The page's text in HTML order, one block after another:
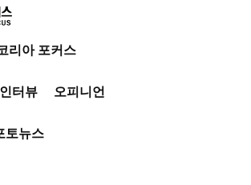
리아 포커스
터뷰 오피니언
토뉴스